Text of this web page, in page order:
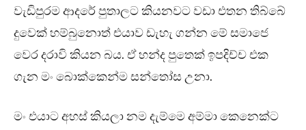
වැඩිපුරම ආදරේ පුතාලට කියනවට වඩා එතන තිබ්බේ
දුවෙක් හම්බුනොත් එයාව ඩැහැ ගන්න මේ සමාජෙ
වෙර දරාවි කියන බය. ඒ හන්ද පුතෙක් ඉපදිච්ච එක
ගැන මං බොක්කෙන්ම සන්තෝස උනා.
මං එයාට අහස් කියලා නම දැම්මෙ අම්මා කෙනෙක්ට